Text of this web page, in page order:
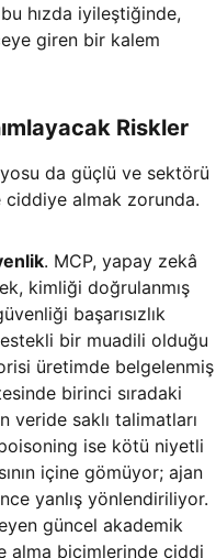
hızda iyileştiğinde,
giren bir kalem
Riskler
da güçlü ve sektörü
almak zorunda.
. MCP, yapay zekâ
kimliği doğrulanmış
başarısızlık
bir muadili olduğu
üretimde belgelenmiş
birinci sıradaki
saklı talimatları
ise kötü niyetli
içine gömüyor; ajan
yanlış yönlendiriliyor.
güncel akademik
alma biçimlerinde ciddi